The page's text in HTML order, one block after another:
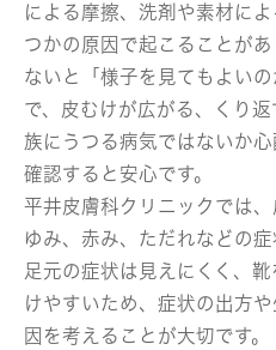
による摩擦、洗剤や素材に
つかの原因で起こることが
ないと「様子を見てもよい
で、皮むけが広がる、くり
族にうつる病気ではないか
確認すると安心です。
平井皮膚科クリニックでは
ゆみ、赤み、ただれなどの症
足元の症状は見えにくく、
けやすいため、症状の出方
因を考えることが大切です。